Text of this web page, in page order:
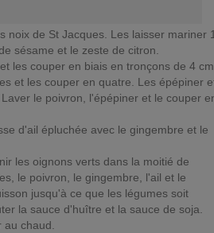
noix de St Jacques. Les laisser mariner
sésame et le zeste de citron.
les couper en biais en tronçons de 4 cm
et les couper en quatre. Les épépiner
le poivron, l'épépiner et le couper
d'ail épluchée avec le gingembre et le
les oignons verts dans la moitié de
le poivron, le gingembre, l'ail et le
jusqu'à ce que les légumes soit
la sauce d'huître et la sauce de soja.
au chaud.